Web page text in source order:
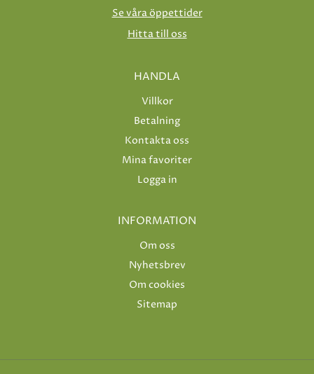
Se våra öppettider
Hitta till oss
HANDLA
Villkor
Betalning
Kontakta oss
Mina favoriter
Logga in
INFORMATION
Om oss
Nyhetsbrev
Om cookies
Sitemap